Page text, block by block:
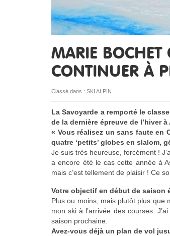
MARIE
CONTINUER À
Classé dans : SKI ALPIN
La Savoyarde a remporté le
de la dernière épreuve de l’hiver
« Vous réalisez un sans faute en
quatre ‘petits’ globes en slalom,
Je suis très heureuse, forcément !
a encore été le cas cette année à
mais c’est tellement de plaisir ! Ce
Votre objectif en début de saison
Plus ou moins, mais plutôt plus que
mon ski à l’arrivée des courses.
saison prochaine.
Avez-vous déjà un plan de vol